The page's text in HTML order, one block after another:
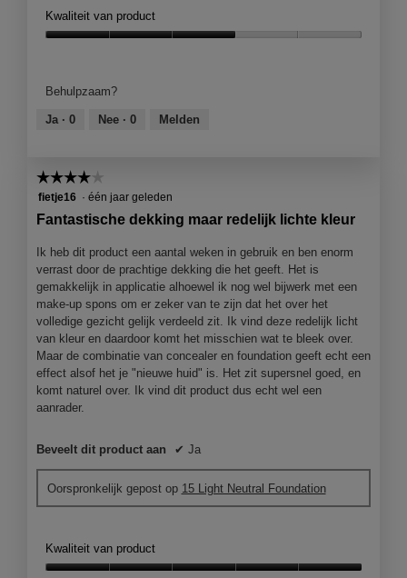
Kwaliteit van product
3
van
Behulpzaam?
Ja · 0 Nee · 0 Melden
☆☆☆☆☆
☆☆☆☆☆
4
van
sterren.
fietje16 · één jaar geleden
Fantastische dekking maar redelijk lichte kleur
Ik heb dit product een aantal weken in gebruik en ben enorm
verrast door de prachtige dekking die het geeft. Het is
gemakkelijk in applicatie alhoewel ik nog wel bijwerk met een
make-up spons om er zeker van te zijn dat het over het
volledige gezicht gelijk verdeeld zit. Ik vind deze redelijk licht
van kleur en daardoor komt het misschien wat te bleek over.
Maar de combinatie van concealer en foundation geeft echt een
effect alsof het je "nieuwe huid" is. Het zit supersnel goed, en
komt naturel over. Ik vind dit product dus echt wel een
aanrader.
Beveelt dit product aan ✔ Ja
Oorspronkelijk gepost op 15 Light Neutral Foundation
Kwaliteit van product